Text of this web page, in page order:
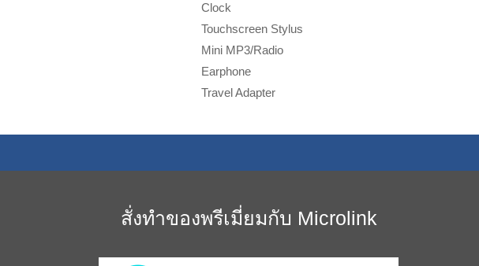
Clock
Touchscreen Stylus
Mini MP3/Radio
Earphone
Travel Adapter
สั่งทำของพรีเมี่ยมกับ Microlink